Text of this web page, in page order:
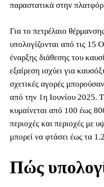
παραστατικά στην
Για το πετρέλαιο
υπολογίζονται από τις 15
έναρξης διάθεσης του
εξαίρεση ισχύει για
σχετικές αγορές
από την 1η Ιουνίου 2025.
κυμαίνεται από 100 έως
περιοχές και περιοχές με
μπορεί να φτάσει έως τα
Πώς